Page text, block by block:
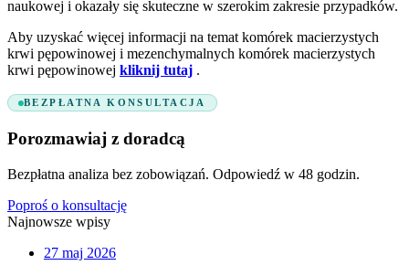
naukowej i okazały się skuteczne w szerokim zakresie przypadków.
Aby uzyskać więcej informacji na temat komórek macierzystych
krwi pępowinowej i mezenchymalnych komórek macierzystych
krwi pępowinowej kliknij tutaj .
BEZPŁATNA KONSULTACJA
Porozmawiaj z doradcą
Bezpłatna analiza bez zobowiązań. Odpowiedź w 48 godzin.
Poproś o konsultację
Najnowsze wpisy
27 maj 2026